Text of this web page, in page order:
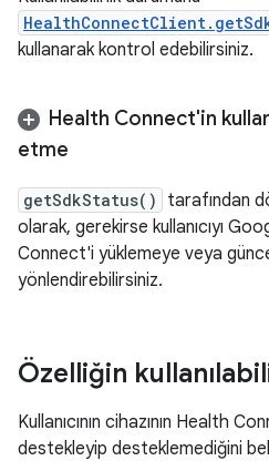
kullanarak kontrol edebilirsiniz.
Health Connect'in
etme
getSdkStatus()
tarafından
olarak, gerekirse kullanıcıyı
Connect'i yüklemeye veya
yönlendirebilirsiniz.
Özelliğin
Kullanıcının cihazının Health
destekleyip desteklemediğini